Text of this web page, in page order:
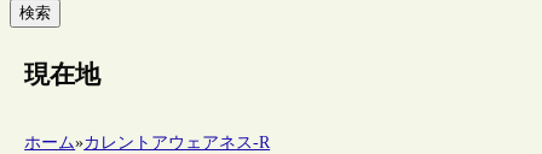
検索
現在地
ホーム»カレントアウェアネス-R